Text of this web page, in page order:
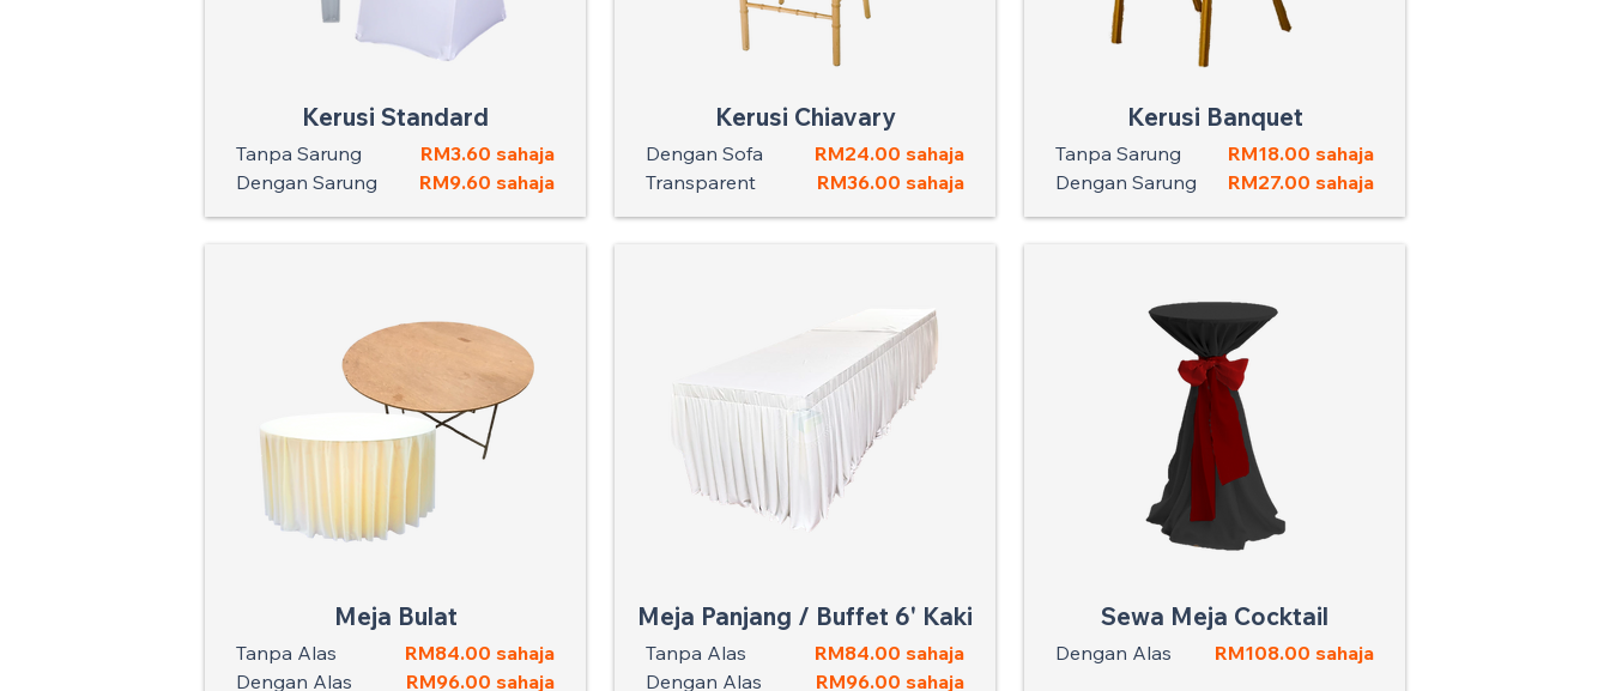
Kerusi Standard
Tanpa Sarung
RM3.60 sahaja
Dengan Sarung
RM9.60 sahaja
Meja Bulat
Tanpa Alas
RM84.00 sahaja
Dengan Alas
RM96.00 sahaja
Kerusi Chiavary
Dengan Sofa
RM24.00 sahaja
Transparent
RM36.00 sahaja
Meja Panjang / Buffet 6' Kaki
Tanpa Alas
RM84.00 sahaja
Dengan Alas
RM96.00 sahaja
Kerusi Banquet
Tanpa Sarung
RM18.00 sahaja
Dengan Sarung
RM27.00 sahaja
Sewa Meja Cocktail
Dengan Alas RM108.00 sahaja